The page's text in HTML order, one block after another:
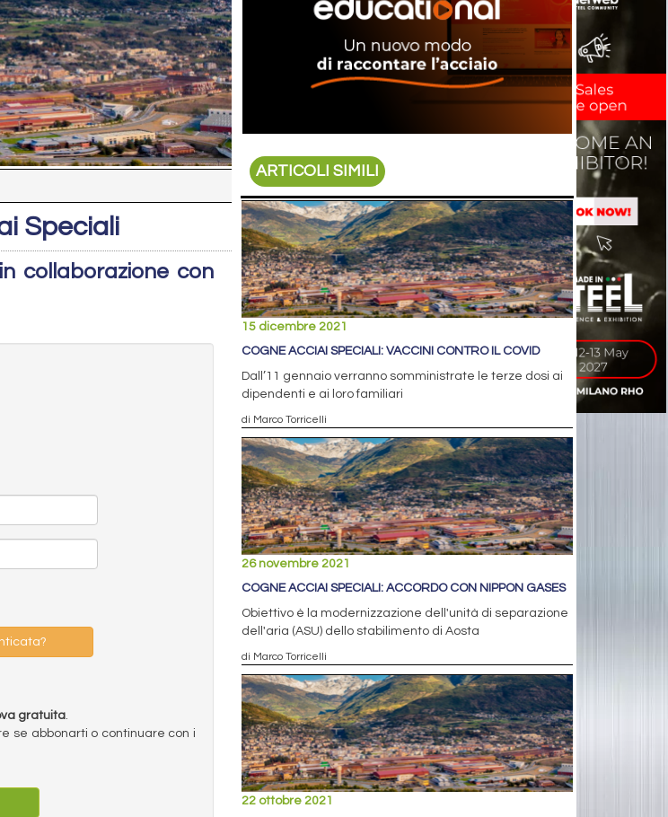
Speciali
collaborazione con
gratuita.
se abbonarti o continuare con i
ARTICOLI SIMILI
15 dicembre 2021
COGNE ACCIAI SPECIALI: VACCINI CONTRO IL COVID
Dall’11 gennaio verranno somministrate le terze dosi ai
dipendenti e ai loro familiari
di Marco Torricelli
26 novembre 2021
COGNE ACCIAI SPECIALI: ACCORDO CON NIPPON GASES
Obiettivo è la modernizzazione dell'unità di separazione
dell'aria (ASU) dello stabilimento di Aosta
di Marco Torricelli
22 ottobre 2021